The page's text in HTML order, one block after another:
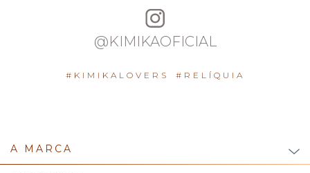
@KIMIKAOFICIAL
#KIMIKALOVERS #RELÍQUIA
A MARCA